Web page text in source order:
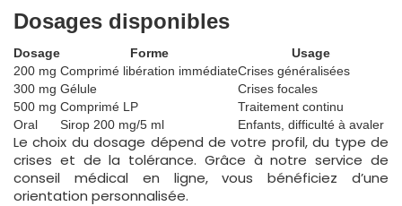
Dosages disponibles
Dosage Forme
Usage
200 mg Comprimé libération immédiateCrises généralisées
300 mg Gélule
Crises focales
500 mg Comprimé LP
Traitement continu
Oral
Sirop 200 mg/5 ml Enfants, difficulté à avaler
Le choix du dosage dépend de votre profil, du type de
crises et de la tolérance. Grâce à notre service de
conseil médical en ligne, vous bénéficiez d’une
orientation personnalisée.